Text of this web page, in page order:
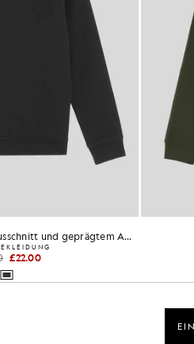
Sweatshirt mit Rundhalsausschnitt und geprägtem Adler
£22.00